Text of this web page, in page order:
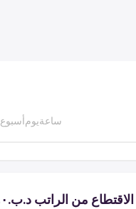
أسبوعيومساعة
الاقتطاع من الراتب د.ب.‏١٤٠ ‏ في البحرين